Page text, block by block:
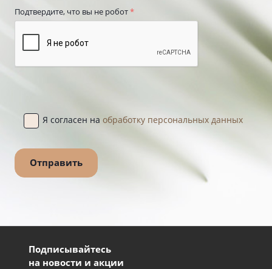
Подтвердите, что вы не робот*
Я согласен на обработку персональных данных
Подписывайтесь
на новости и акции